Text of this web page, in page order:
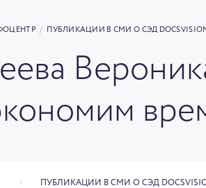
/ ПУБЛИКАЦИИ В СМИ О СЭД
ПУБЛИКАЦИИ В СМИ О СЭД